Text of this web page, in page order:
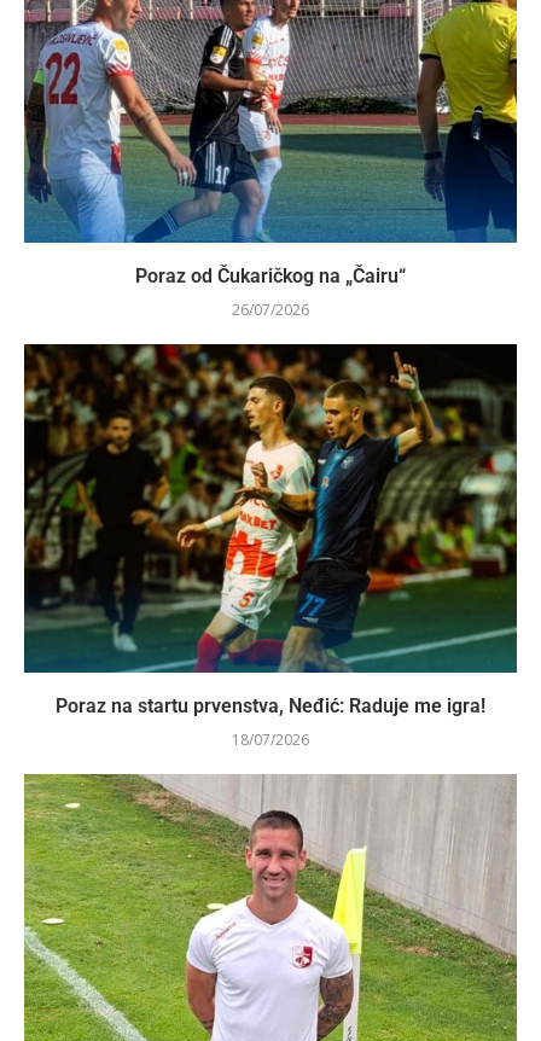
Poraz od Čukaričkog na „Čairu“
26/07/2026
Poraz na startu prvenstva, Neđić: Raduje me igra!
18/07/2026